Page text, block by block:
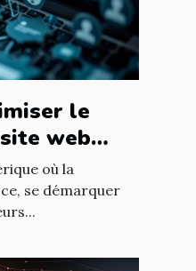
le
web
meilleurs
où la
se démarquer